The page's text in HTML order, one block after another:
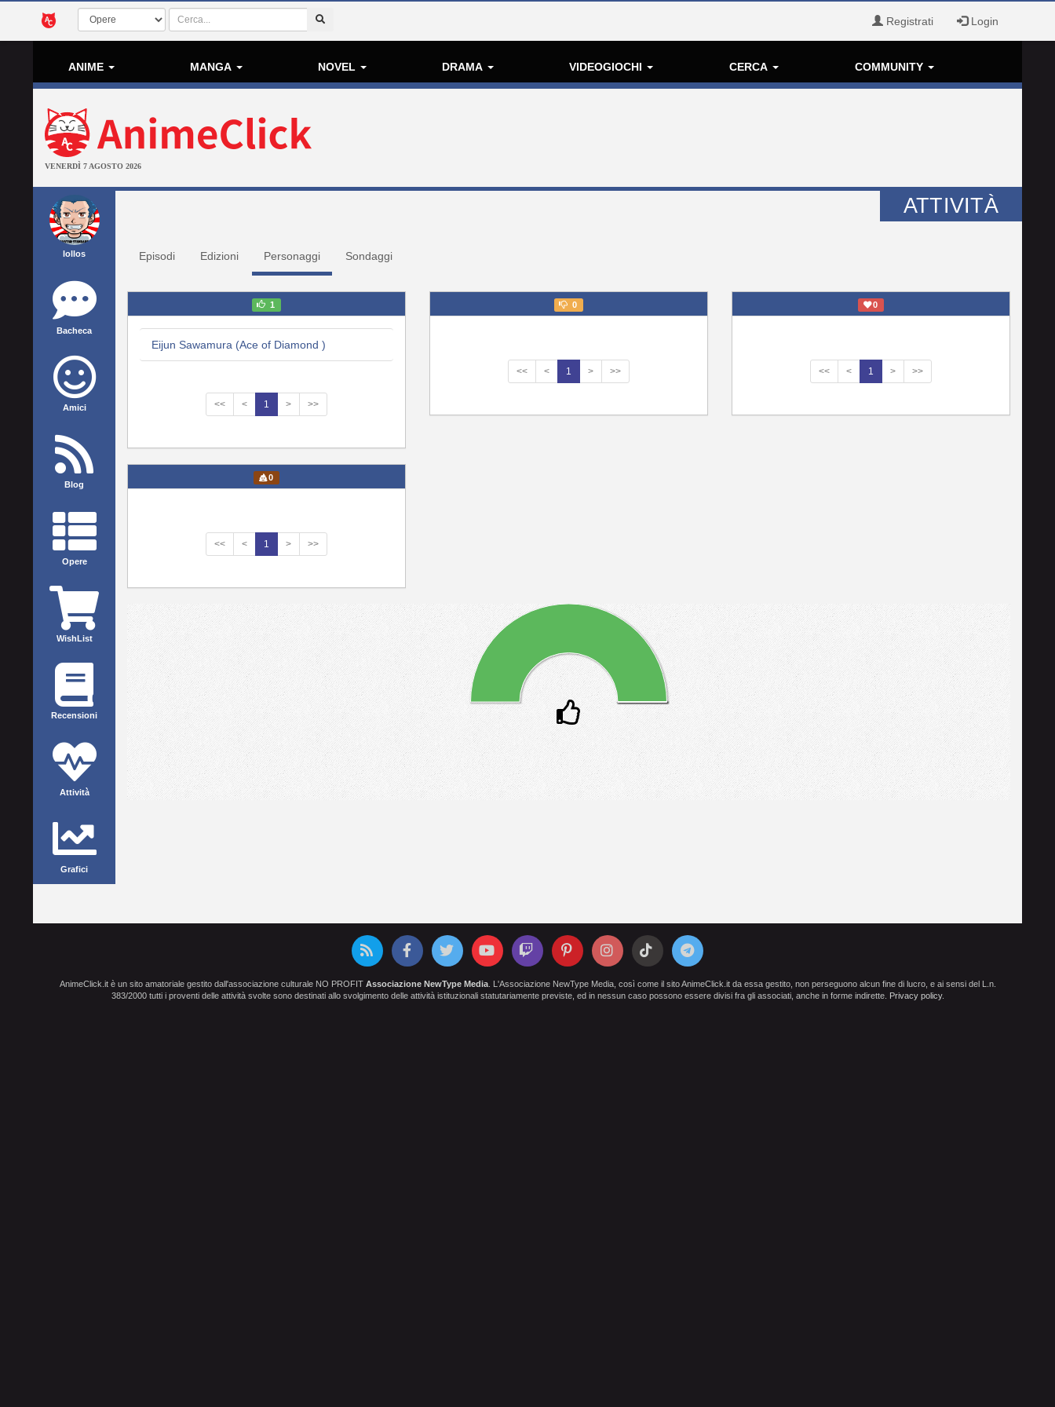
Registrati Login
ANIME MANGA NOVEL DRAMA VIDEOGIOCHI CERCA COMMUNITY
VENERDÌ 7 AGOSTO 2026
lollos
Bacheca
Amici
Blog
Opere
WishList
Recensioni
Attività
Grafici
ATTIVITÀ
Episodi Edizioni Personaggi Sondaggi
1
Eijun Sawamura (Ace of Diamond )
<< < 1 > >>
0
<< < 1 > >>
0
<< < 1 > >>
0
<< < 1 > >>
AnimeClick.it è un sito amatoriale gestito dall'associazione culturale NO PROFIT Associazione NewType Media. L'Associazione NewType Media, così come il sito AnimeClick.it da essa gestito, non perseguono alcun fine di lucro, e ai sensi del L.n.
383/2000 tutti i proventi delle attività svolte sono destinati allo svolgimento delle attività istituzionali statutariamente previste, ed in nessun caso possono essere divisi fra gli associati, anche in forme indirette. Privacy policy.